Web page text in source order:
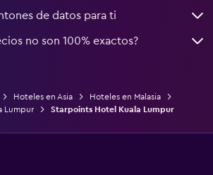
de datos para ti
no son 100% exactos?
Hoteles en Asia
Hoteles en Malasia
Lumpur
Starpoints Hotel Kuala Lumpur